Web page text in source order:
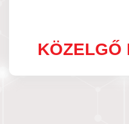
KÖZELGŐ